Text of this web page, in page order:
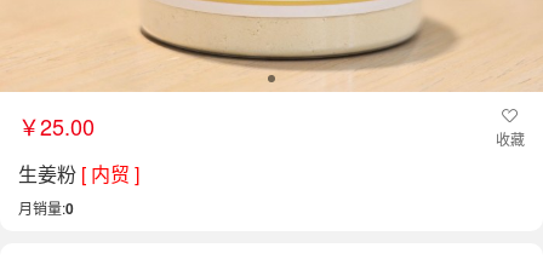
￥25.00 收藏
生姜粉 [ 内贸 ]
月销量:0